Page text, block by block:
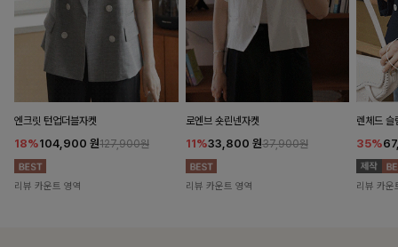
엔크릿 턴업더블자켓
18%104,900 원127,900원
리뷰 카운트 영역
로엔브 숏린넨자켓
11%33,800 원37,900원
리뷰 카운트 영역
렌체드
35%
리뷰 카운